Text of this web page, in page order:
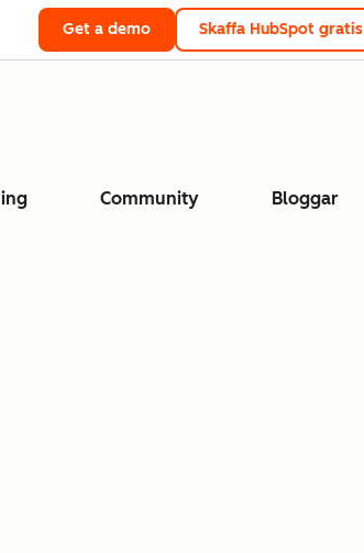
Get a demo Skaffa HubSpot gratis
Community Bloggar